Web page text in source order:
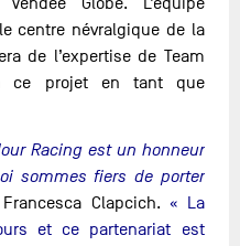
centre névralgique de la
de l’expertise de Team
ce projet en tant que
Racing est un honneur
sommes fiers de porter
Clapcich. « La
et ce partenariat est